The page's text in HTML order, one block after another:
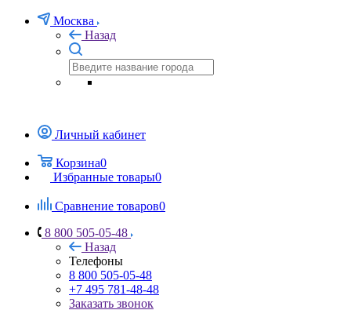
Москва
Назад
Личный кабинет
Корзина0
Избранные товары0
Сравнение товаров0
8 800 505-05-48
Назад
Телефоны
8 800 505-05-48
+7 495 781-48-48
Заказать звонок